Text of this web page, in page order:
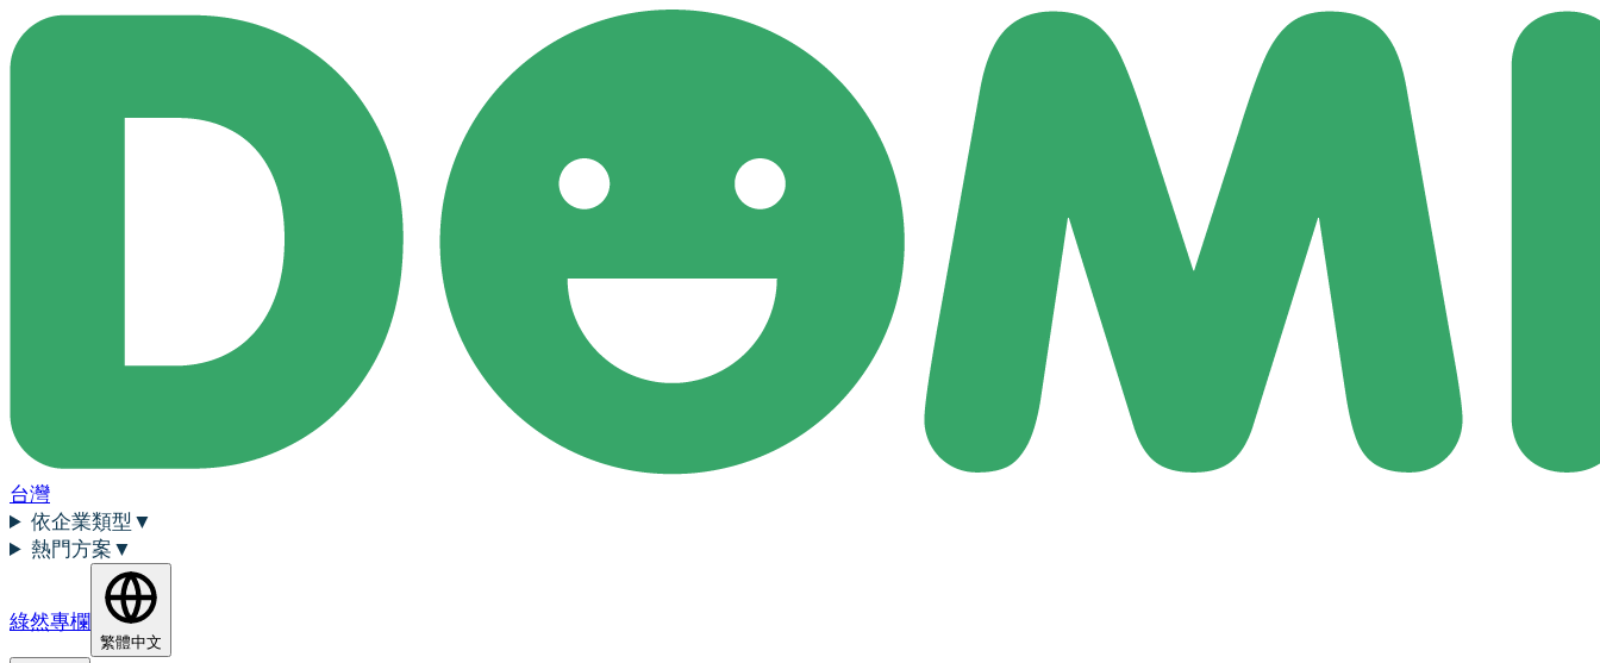
台灣
依企業類型 ▼
熱門方案 ▼
綠然專欄
繁體中文